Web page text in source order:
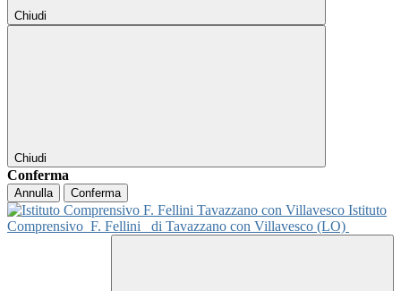
Chiudi
Chiudi
Conferma
Annulla Conferma
Istituto
Comprensivo F. Fellini di Tavazzano con Villavesco (LO)